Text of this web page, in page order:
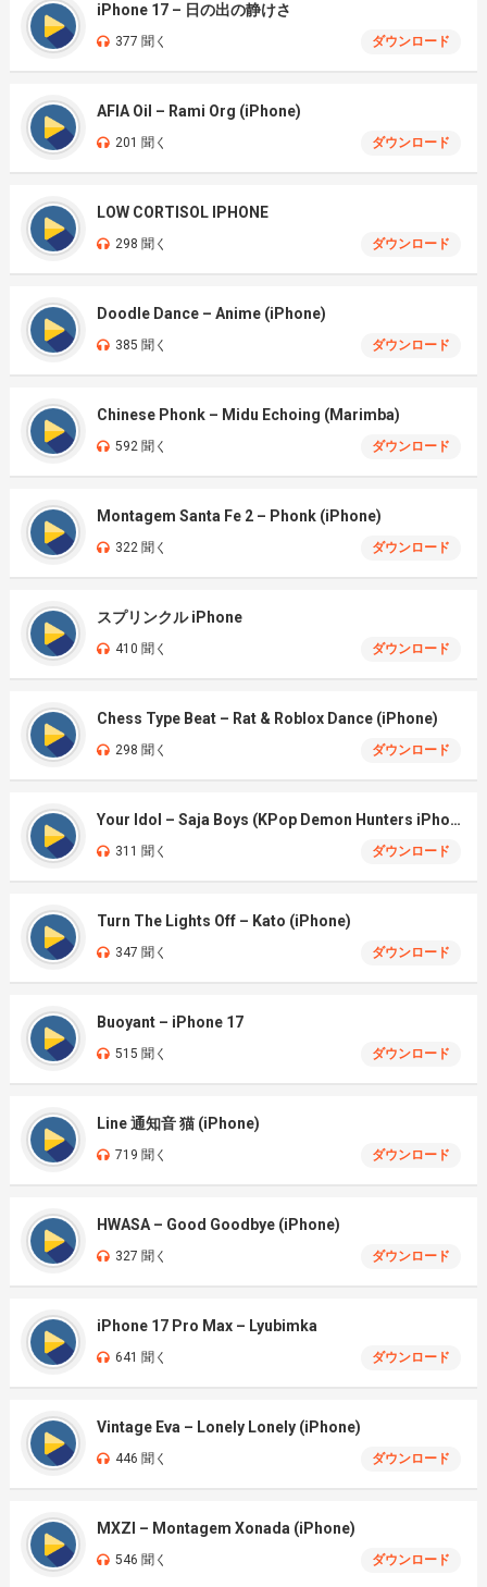
iPhone 17 – 日の出の静けさ
377 聞く ダウンロード
AFIA Oil – Rami Org (iPhone)
201 聞く ダウンロード
LOW CORTISOL IPHONE
298 聞く ダウンロード
Doodle Dance – Anime (iPhone)
385 聞く ダウンロード
Chinese Phonk – Midu Echoing (Marimba)
592 聞く ダウンロード
Montagem Santa Fe 2 – Phonk (iPhone)
322 聞く ダウンロード
スプリンクル iPhone
410 聞く ダウンロード
Chess Type Beat – Rat & Roblox Dance (iPhone)
298 聞く ダウンロード
Your Idol – Saja Boys (KPop Demon Hunters iPhone)
311 聞く ダウンロード
Turn The Lights Off – Kato (iPhone)
347 聞く ダウンロード
Buoyant – iPhone 17
515 聞く ダウンロード
Line 通知音 猫 (iPhone)
719 聞く ダウンロード
HWASA – Good Goodbye (iPhone)
327 聞く ダウンロード
iPhone 17 Pro Max – Lyubimka
641 聞く ダウンロード
Vintage Eva – Lonely Lonely (iPhone)
446 聞く ダウンロード
MXZI – Montagem Xonada (iPhone)
546 聞く ダウンロード